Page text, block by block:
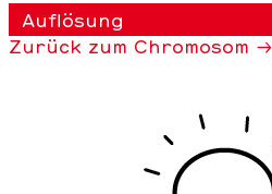
Auflösung
Zurück zum Chromosom →